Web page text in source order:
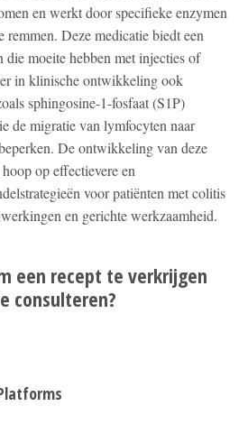
en werkt door specifieke enzymen
remmen. Deze medicatie biedt een
die moeite hebben met injecties of
in klinische ontwikkeling ook
sphingosine-1-fosfaat (S1P)
de migratie van lymfocyten naar
De ontwikkeling van deze
op effectievere en
voor patiënten met colitis
en gerichte werkzaamheid.
een recept te verkrijgen
consulteren?